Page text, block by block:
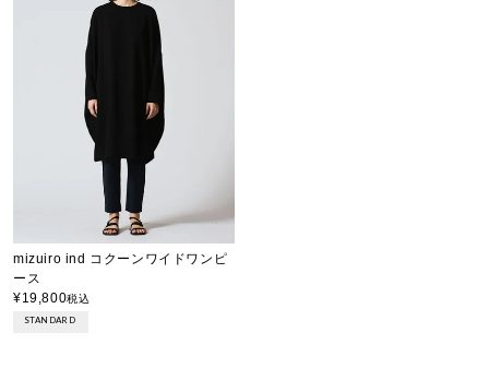
mizuiro ind コクーンワイドワンピ
ース
¥19,800税込
STANDARD